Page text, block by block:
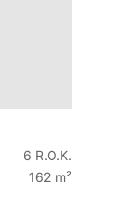
6 R.O.K.
162 m²